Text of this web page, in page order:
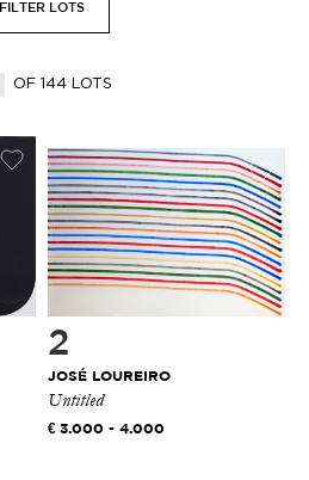
FILTER LOTS
OF 144 LOTS
2
JOSÉ LOUREIRO
Untitled
3.000 - 4.000